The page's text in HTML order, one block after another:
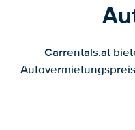
Carrentals.at